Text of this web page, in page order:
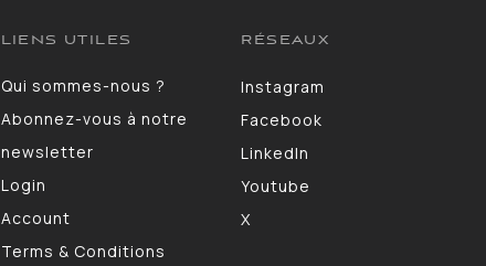
LIENS UTILES
Qui sommes-nous ?
Abonnez-vous à notre
newsletter
Login
Account
Terms & Conditions
RÉSEAUX
Instagram
Facebook
LinkedIn
Youtube
X